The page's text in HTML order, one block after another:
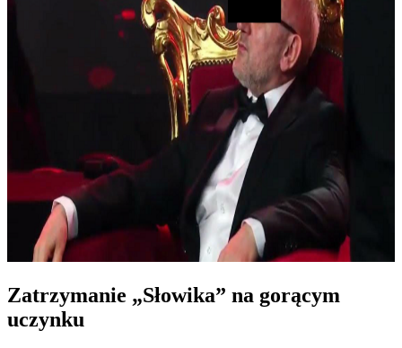
Zatrzymanie „Słowika” na gorącym
uczynku